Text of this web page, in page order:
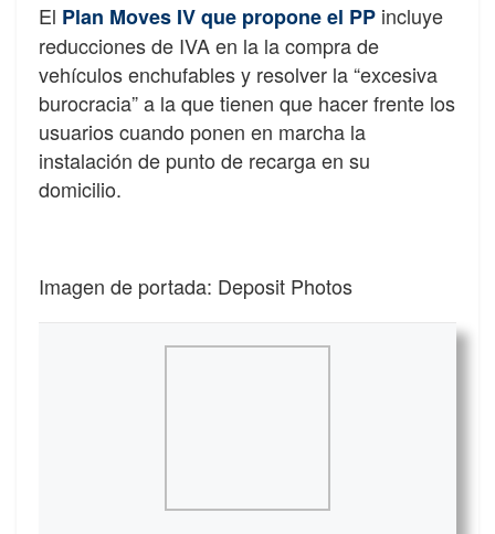
El Plan Moves IV que propone el PP incluye
reducciones de IVA en la la compra de
vehículos enchufables y resolver la “excesiva
burocracia” a la que tienen que hacer frente los
usuarios cuando ponen en marcha la
instalación de punto de recarga en su
domicilio.
Imagen de portada: Deposit Photos